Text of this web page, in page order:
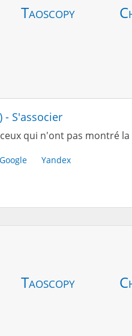
Taoscopy
- S'associer
qui n'ont pas montré
Google Yandex
Taoscopy